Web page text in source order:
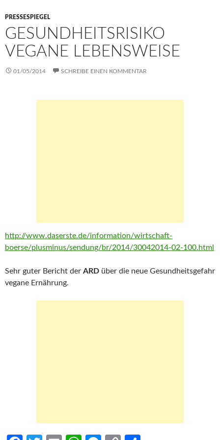
PRESSESPIEGEL
GESUNDHEITSRISIKO
VEGANE LEBENSWEISE
01/05/2014 SCHREIBE EINEN KOMMENTAR
http://www.daserste.de/information/wirtschaft-
boerse/plusminus/sendung/br/2014/30042014-02-100.html
Sehr guter Bericht der ARD über die neue Gesundheitsgefahr
vegane Ernährung.